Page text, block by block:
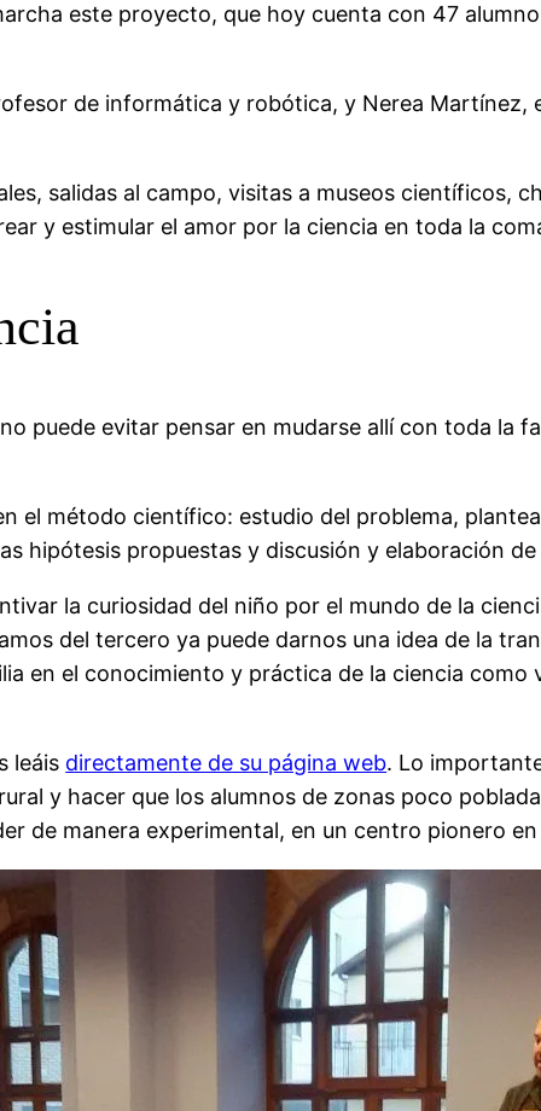
este proyecto, que hoy cuenta con 47
de informática y robótica, y Nerea
salidas al campo, visitas a museos científicos,
y estimular el amor por la ciencia en toda la
puede evitar pensar en mudarse allí con toda la
el método científico: estudio del problema,
hipótesis propuestas y discusión y elaboración
la curiosidad del niño por el mundo de la
del tercero ya puede darnos una idea de la
en el conocimiento y práctica de la ciencia como
leáis directamente de su página web. Lo
y hacer que los alumnos de zonas poco
de manera experimental, en un centro pionero